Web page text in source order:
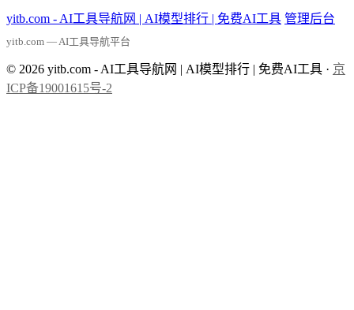
yitb.com - AI工具导航网 | AI模型排行 | 免费AI工具 管理后台
yitb.com — AI工具导航平台
© 2026 yitb.com - AI工具导航网 | AI模型排行 | 免费AI工具 · 京
ICP备19001615号-2